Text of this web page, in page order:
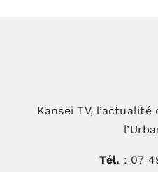
Kansei TV,
Tél. : 07